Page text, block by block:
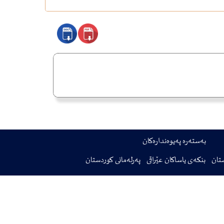
بەستەرە پەیوەندارەکان
بنکەی یاساکان عێراقی پەرلەمانی کوردستان